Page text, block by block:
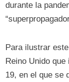
durante la
Para ilustrar
Reino Unido
19, en el que se